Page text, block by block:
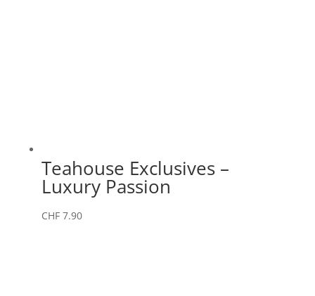
Teahouse Exclusives –
Luxury Passion
CHF7.90